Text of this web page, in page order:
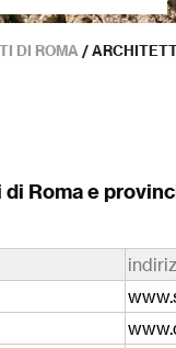
DI ROMA /
Roma e